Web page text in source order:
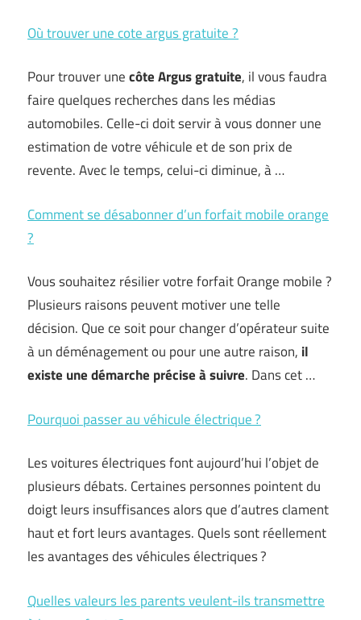
Où trouver une cote argus gratuite ?
Pour trouver unecôte Argus gratuite, il vous faudra
faire quelques recherches dans les médias
automobiles. Celle-ci doit servir à vous donner une
estimation de votre véhicule et de son prix de
revente. Avec le temps, celui-ci diminue, à …
Comment se désabonner d’un forfait mobile orange
?
Vous souhaitez résilier votre forfait Orange mobile ?
Plusieurs raisons peuvent motiver une telle
décision. Que ce soit pour changer d’opérateur suite
à un déménagement ou pour une autre raison, il
existe une démarche précise à suivre. Dans cet …
Pourquoi passer au véhicule électrique ?
Les voitures électriques font aujourd’hui l’objet de
plusieurs débats. Certaines personnes pointent du
doigt leurs insuffisances alors que d’autres clament
haut et fort leurs avantages. Quels sont réellement
les avantages des véhicules électriques ?
Quelles valeurs les parents veulent-ils transmettre